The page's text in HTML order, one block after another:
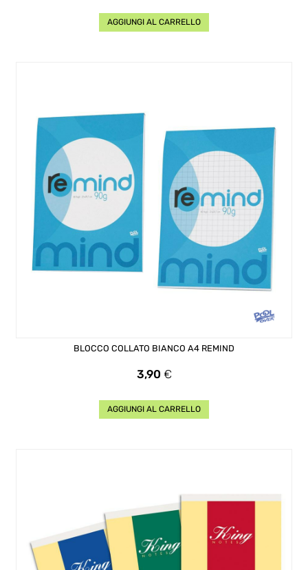
AGGIUNGI AL CARRELLO
BLOCCO COLLATO BIANCO A4 REMIND
Prezzo
3,90 €
AGGIUNGI AL CARRELLO